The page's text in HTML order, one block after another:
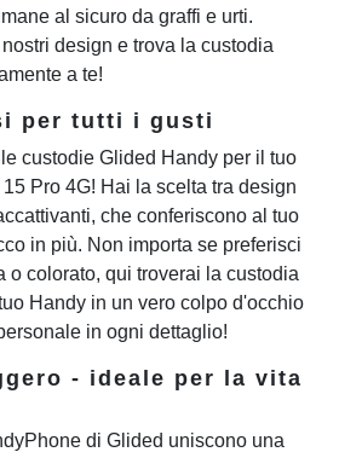
al sicuro da graffi e urti.
design e trova la custodia
a te!
per tutti i gusti
custodie Glided Handy per il tuo
Pro 4G! Hai la scelta tra design
che conferiscono al tuo
in più. Non importa se preferisci
o colorato, qui troverai la custodia
Handy in un vero colpo d'occhio
in ogni dettaglio!
- ideale per la vita
di Glided uniscono una